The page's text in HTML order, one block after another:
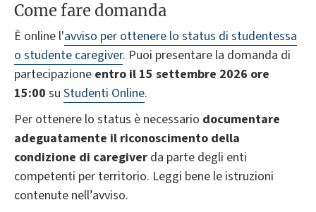
Come fare domanda
È online l'avviso per ottenere lo status di studentessa
o studente caregiver. Puoi presentare la domanda di
partecipazione entro il 15 settembre 2026 ore
15:00 su Studenti Online.
Per ottenere lo status è necessario documentare
adeguatamente il riconoscimento della
condizione di caregiver da parte degli enti
competenti per territorio. Leggi bene le istruzioni
contenute nell’avviso.